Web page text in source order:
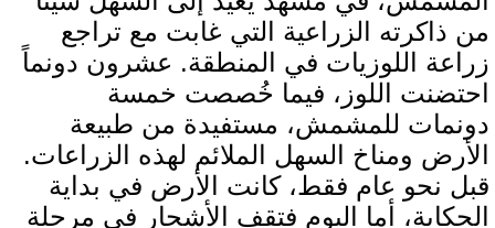
من ذاكرته الزراعية التي غابت مع تراجع
زراعة اللوزيات في المنطقة. عشرون دونماً
احتضنت اللوز، فيما خُصصت خمسة
دونمات للمشمش، مستفيدة من طبيعة
الأرض ومناخ السهل الملائم لهذه الزراعات.
قبل نحو عام فقط، كانت الأرض في بداية
الحكاية، أما اليوم فتقف الأشجار في مرحلة